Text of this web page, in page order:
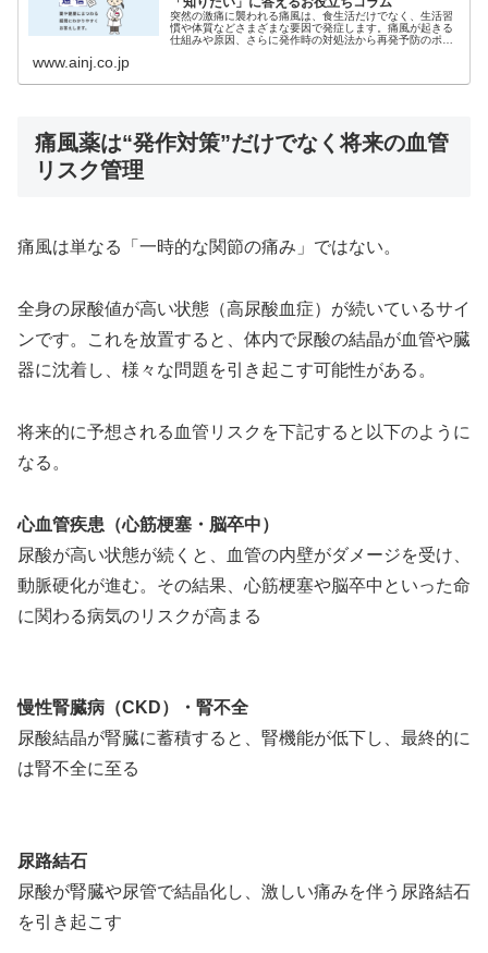
突然の激痛に襲われる痛風は、食生活だけでなく、生活習
慣や体質などさまざまな要因で発症します。痛風が起きる
仕組みや原因、さらに発作時の対処法から再発予防のポイ
www.ainj.co.jp
痛風薬は“発作対策”だけでなく将来の血管
リスク管理
痛風は単なる「一時的な関節の痛み」ではない。
全身の尿酸値が高い状態（高尿酸血症）が続いているサイ
ンです。これを放置すると、体内で尿酸の結晶が血管や臓
器に沈着し、様々な問題を引き起こす可能性がある。
将来的に予想される血管リスクを下記すると以下のように
なる。
心血管疾患（心筋梗塞・脳卒中）
尿酸が高い状態が続くと、血管の内壁がダメージを受け、
動脈硬化が進む。その結果、心筋梗塞や脳卒中といった命
に関わる病気のリスクが高まる
慢性腎臓病（CKD）・腎不全
尿酸結晶が腎臓に蓄積すると、腎機能が低下し、最終的に
は腎不全に至る
尿路結石
尿酸が腎臓や尿管で結晶化し、激しい痛みを伴う尿路結石
を引き起こす